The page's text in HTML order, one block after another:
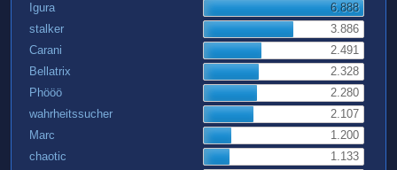
Igura
6.888
stalker
3.886
Carani
2.491
Bellatrix
2.328
Phööö
2.280
wahrheitssucher
2.107
Marc
1.200
chaotic
1.133